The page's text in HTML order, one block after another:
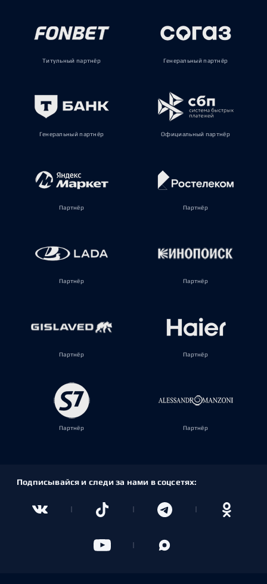
Титульный партнёр Генеральный партнёр
Генеральный партнёр Официальный партнёр
Партнёр Партнёр
Партнёр Партнёр
Партнёр Партнёр
Партнёр Партнёр
Подписывайся и следи за нами в соцсетях: